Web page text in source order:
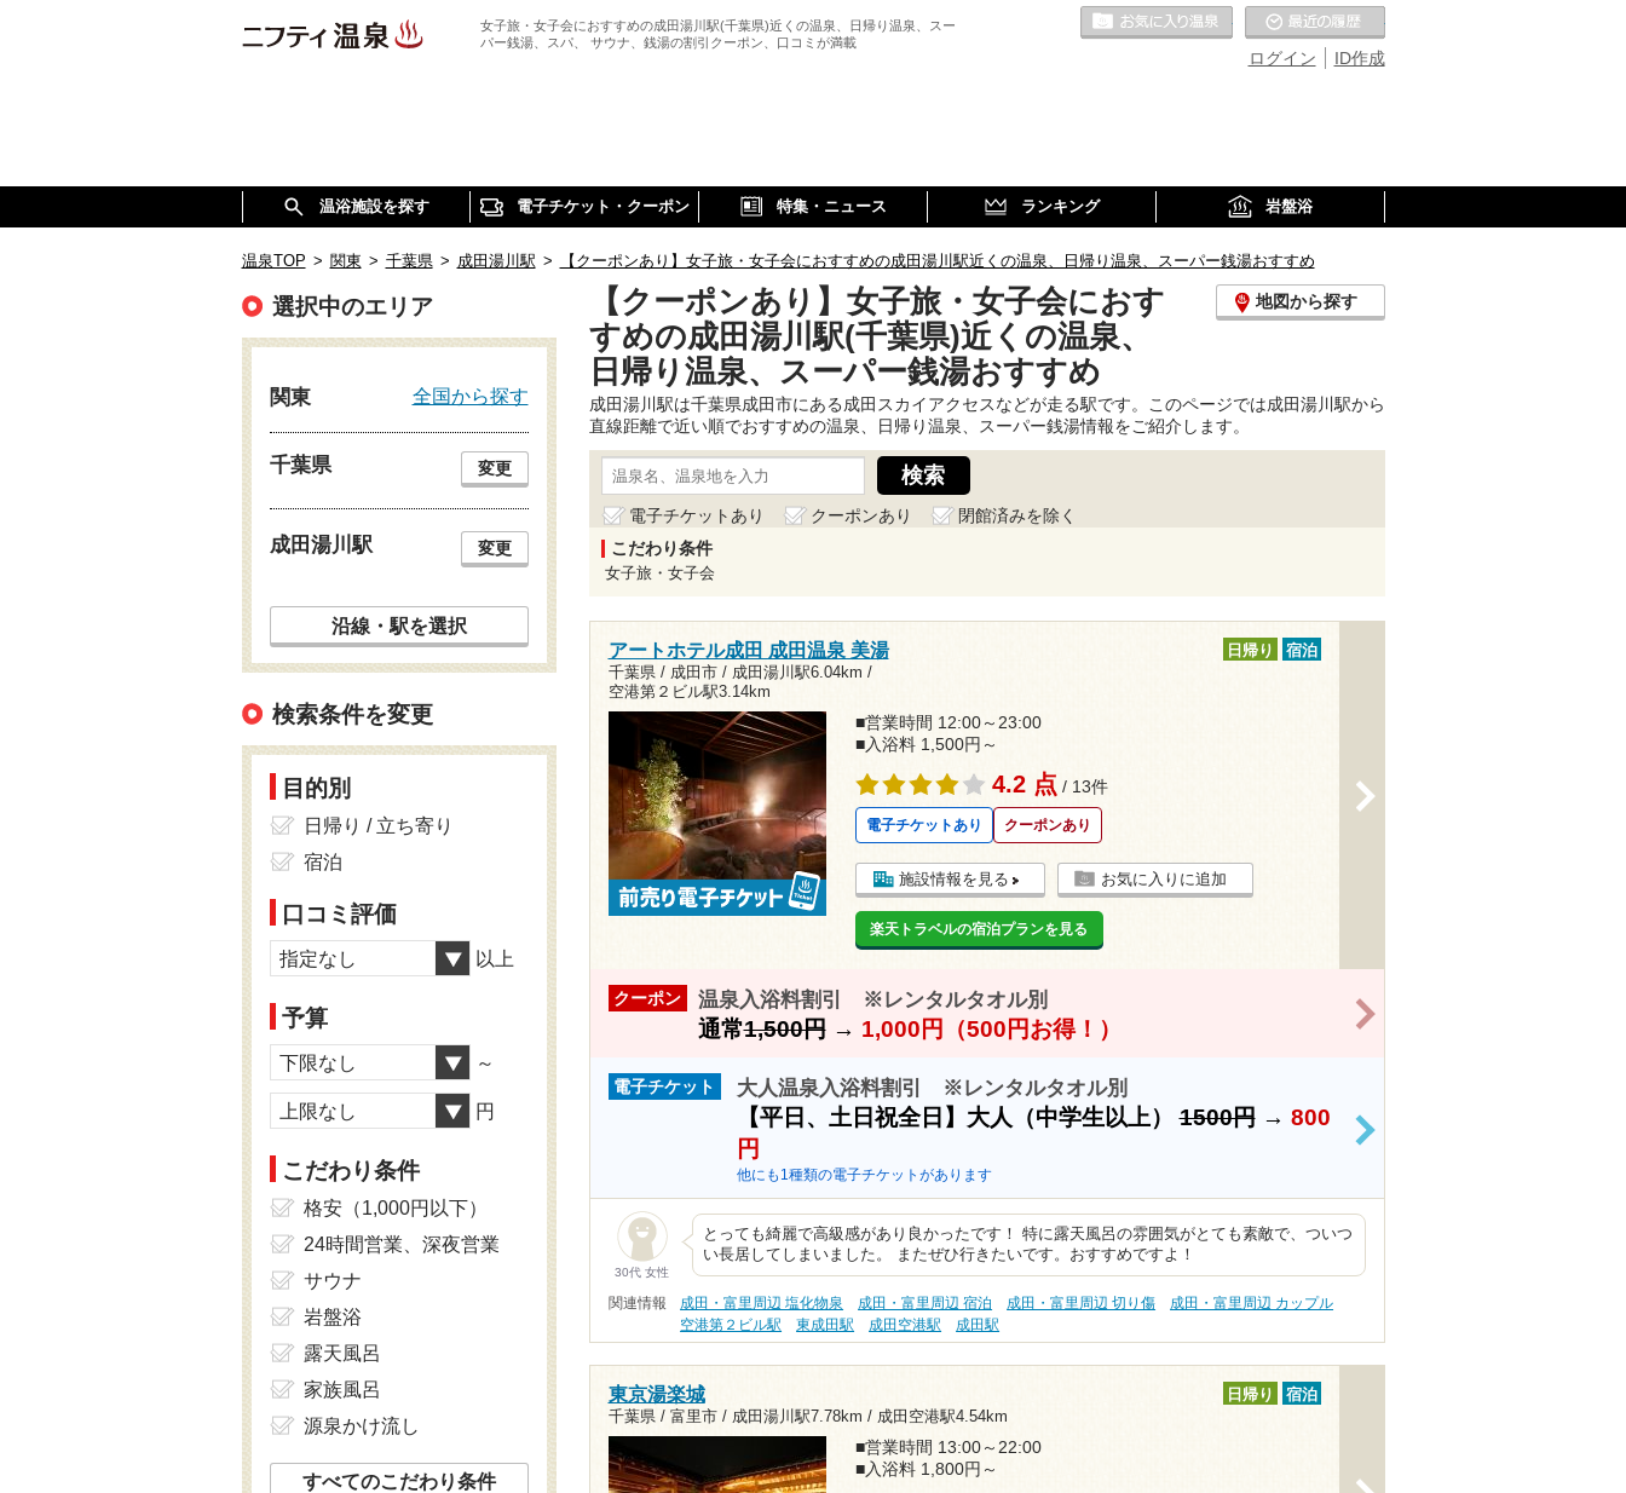
女子旅・女子会におすすめの成田湯川駅(千葉県)近くの温泉、日帰り温泉、スー
パー銭湯、スパ、 サウナ、銭湯の割引クーポン、口コミが満載
ID作成
ログイン
お気に入りの温泉
温浴施設を探す 電子チケット・クーポン 特集・ニュース ランキング 岩盤浴
温泉TOP > 関東 > 千葉県 > 成田湯川駅 > 【クーポンあり】女子旅・女子会におすすめの成田湯川駅近くの温泉、日帰り温泉、スーパー銭湯おすすめ
【クーポンあり】女子旅・女子会におす
すめの成田湯川駅(千葉県)近くの温泉、
日帰り温泉、スーパー銭湯おすすめ
地図から探す
成田湯川駅は千葉県成田市にある成田スカイアクセスなどが走る駅です。このページでは成田湯川駅から
直線距離で近い順でおすすめの温泉、日帰り温泉、スーパー銭湯情報をご紹介します。
電子チケットあり クーポンあり
閉館済みを除く
こだわり条件
女子旅・女子会
アートホテル成田 成田温泉 美湯
千葉県 / 成田市 / 成田湯川駅6.04km /
空港第２ビル駅3.14km
日帰り 宿泊
■営業時間 12:00～23:00
■入浴料 1,500円～
4.2 点 / 13件
電子チケットあり クーポンあり
施設情報を見る お気に入りに追加
楽天トラベルの宿泊プランを見る
クーポン 温泉入浴料割引 ※レンタルタオル別
通常1,500円→ 1,000円（500円お得！）
電子チケット 大人温泉入浴料割引 ※レンタルタオル別
【平日、土日祝全日】大人（中学生以上）1500円→ 800
円
他にも1種類の電子チケットがあります
>
30代 女性
とっても綺麗で高級感があり良かったです！ 特に露天風呂の雰囲気がとても素敵で、ついつ
い長居してしまいました。 またぜひ行きたいです。おすすめですよ！
関連情報 成田・富里周辺 塩化物泉 成田・富里周辺 宿泊 成田・富里周辺 切り傷
成田・富里周辺 カップル
空港第２ビル駅
東成田駅 成田空港駅 成田駅
東京湯楽城
千葉県 / 富里市 / 成田湯川駅7.78km / 成田空港駅4.54km
日帰り 宿泊
■営業時間 13:00～22:00
■入浴料 1,800円～
選択中のエリア
関東 全国から探す
千葉県 変更
成田湯川駅 変更
沿線・駅を選択
検索条件を変更
目的別
日帰り / 立ち寄り
宿泊
口コミ評価
指定なし 以上
予算
下限なし ～
上限なし 円
こだわり条件
格安（1,000円以下）
24時間営業、深夜営業
サウナ
岩盤浴
露天風呂
家族風呂
源泉かけ流し
すべてのこだわり条件